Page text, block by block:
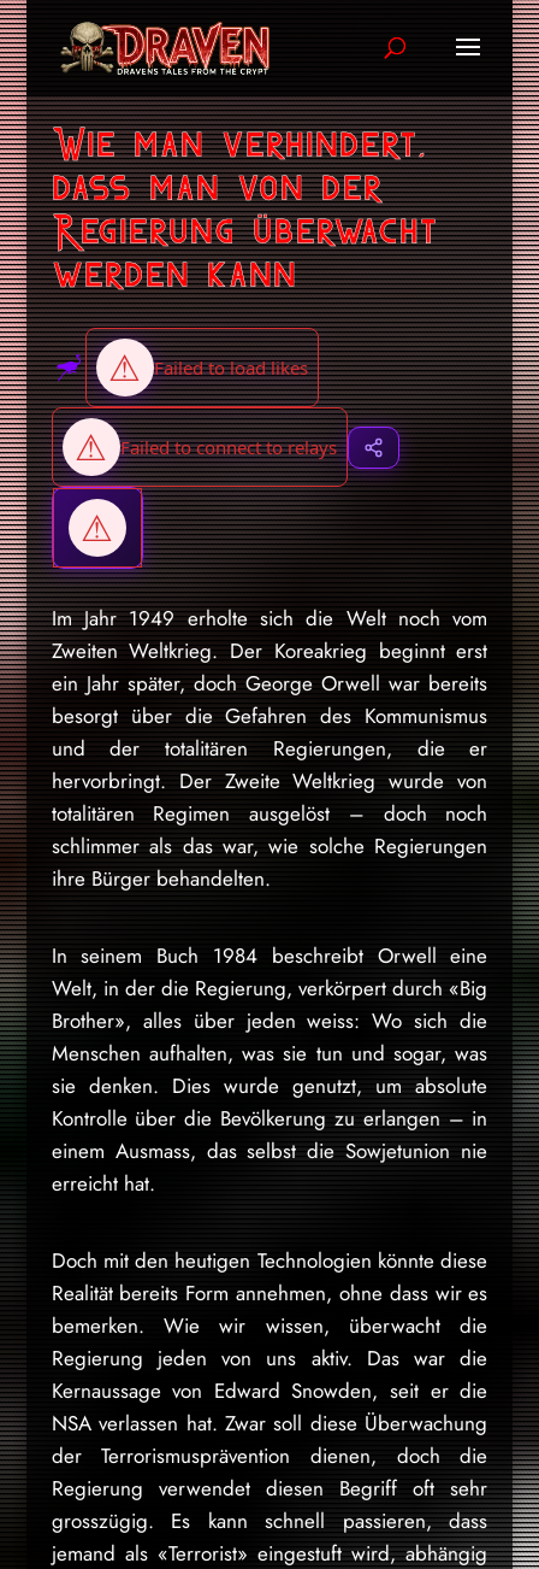
Wie man verhindert,
dass man von der
Regierung überwacht
werden kann
Im Jahr 1949 erholte sich die Welt noch vom
Zweiten Weltkrieg. Der Koreakrieg beginnt erst
ein Jahr später, doch George Orwell war bereits
besorgt über die Gefahren des Kommunismus
und der totalitären Regierungen, die er
hervorbringt. Der Zweite Weltkrieg wurde von
totalitären Regimen ausgelöst – doch noch
schlimmer als das war, wie solche Regierungen
ihre Bürger behandelten.
In seinem Buch 1984 beschreibt Orwell eine
Welt, in der die Regierung, verkörpert durch «Big
Brother», alles über jeden weiss: Wo sich die
Menschen aufhalten, was sie tun und sogar, was
sie denken. Dies wurde genutzt, um absolute
Kontrolle über die Bevölkerung zu erlangen – in
einem Ausmass, das selbst die Sowjetunion nie
erreicht hat.
Doch mit den heutigen Technologien könnte diese
Realität bereits Form annehmen, ohne dass wir es
bemerken. Wie wir wissen, überwacht die
Regierung jeden von uns aktiv. Das war die
Kernaussage von Edward Snowden, seit er die
NSA verlassen hat. Zwar soll diese Überwachung
der Terrorismusprävention dienen, doch die
Regierung verwendet diesen Begriff oft sehr
grosszügig. Es kann schnell passieren, dass
jemand als «Terrorist» eingestuft wird, abhängig